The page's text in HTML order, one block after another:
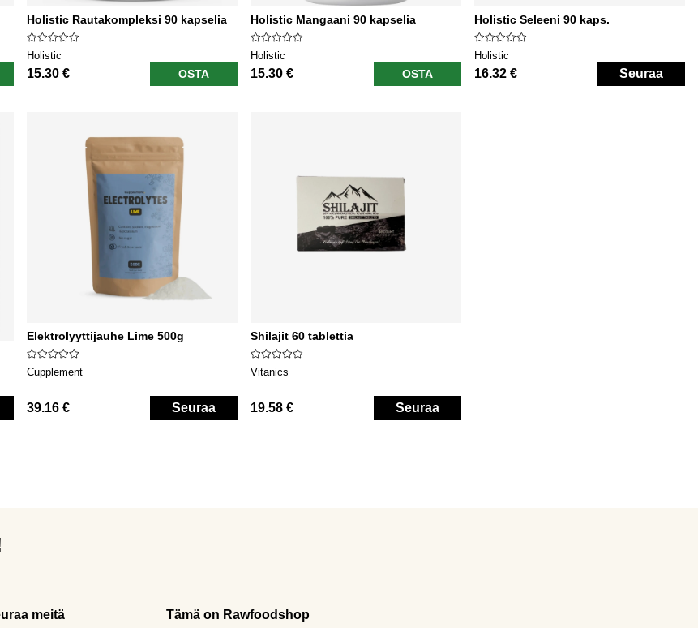
Holistic Rautakompleksi 90 kapselia
Holistic
15.30 € OSTA
Holistic Mangaani 90 kapselia
Holistic
15.30 € OSTA
Holistic Seleeni 90 kaps.
Holistic
16.32 € Seuraa
Elektrolyyttijauhe Lime 500g
Cupplement
39.16 € Seuraa
Shilajit 60 tablettia
Vitanics
19.58 € Seuraa
meitä Tämä on Rawfoodshop